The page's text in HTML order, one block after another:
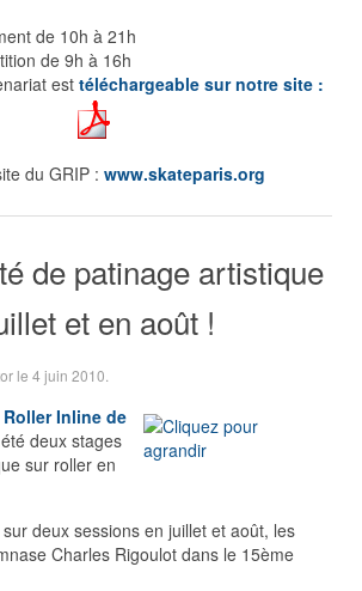
de 10h à 21h
de 9h à 16h
est téléchargeable sur notre site :
du GRIP : www.skateparis.org
de patinage artistique
et en août !
le 4 juin 2010
Roller Inline de
deux stages
sur roller en
deux sessions en juillet et août, les
Charles Rigoulot dans le 15ème